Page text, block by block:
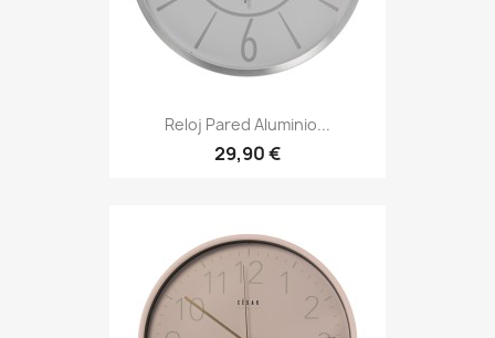
Reloj Pared Aluminio...
29,90 €